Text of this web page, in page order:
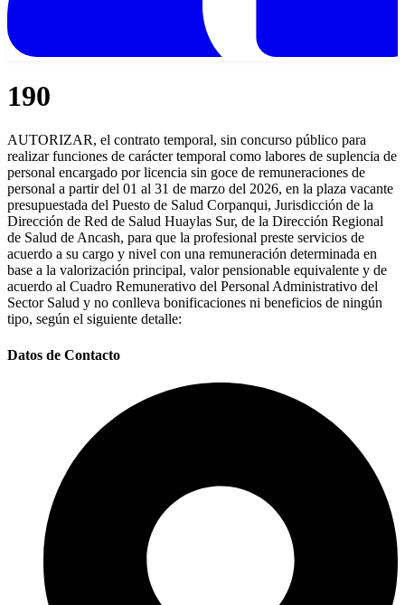
190
AUTORIZAR, el contrato temporal, sin concurso público para
realizar funciones de carácter temporal como labores de suplencia de
personal encargado por licencia sin goce de remuneraciones de
personal a partir del 01 al 31 de marzo del 2026, en la plaza vacante
presupuestada del Puesto de Salud Corpanqui, Jurisdicción de la
Dirección de Red de Salud Huaylas Sur, de la Dirección Regional
de Salud de Ancash, para que la profesional preste servicios de
acuerdo a su cargo y nivel con una remuneración determinada en
base a la valorización principal, valor pensionable equivalente y de
acuerdo al Cuadro Remunerativo del Personal Administrativo del
Sector Salud y no conlleva bonificaciones ni beneficios de ningún
tipo, según el siguiente detalle:
Datos de Contacto